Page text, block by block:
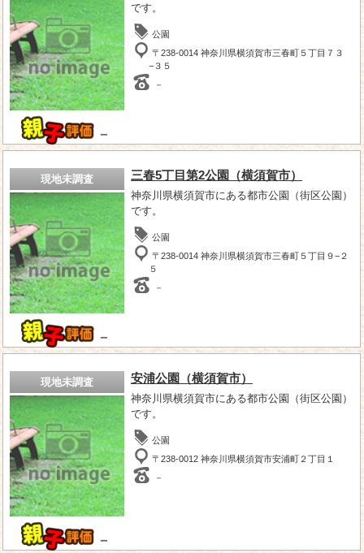
－
です。
公園
〒238-0014 神奈川県横須賀市三春町５丁目７３
−３５
－
現地未調査
－
三春5丁目第2公園（横須賀市）
神奈川県横須賀市にある都市公園（街区公園）
です。
公園
〒238-0014 神奈川県横須賀市三春町５丁目９−２
５
－
現地未調査
－
安浦公園（横須賀市）
神奈川県横須賀市にある都市公園（街区公園）
です。
公園
〒238-0012 神奈川県横須賀市安浦町２丁目１
－